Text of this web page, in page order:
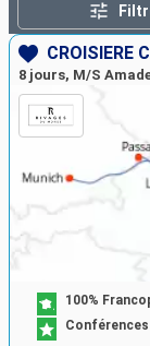
8 jours, M/S
100%